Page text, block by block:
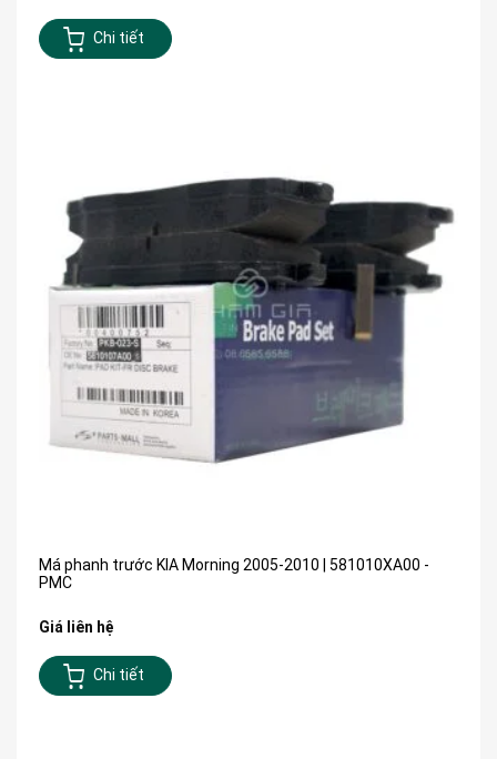
Chi tiết
Má phanh trước KIA Morning 2005-2010 | 581010XA00 -
PMC
Giá liên hệ
Chi tiết